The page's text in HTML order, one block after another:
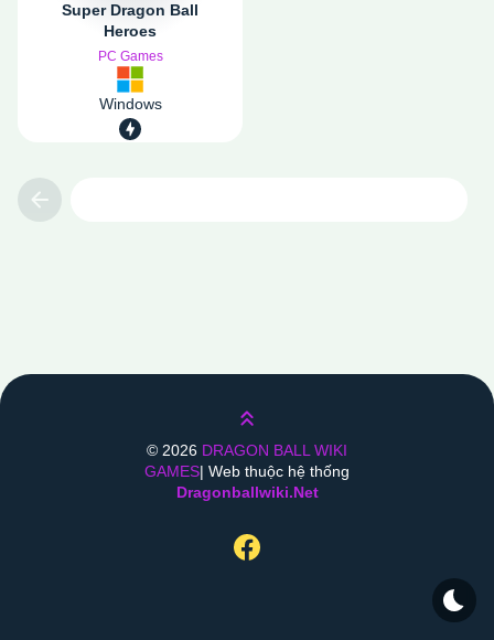
Super Dragon Ball
Heroes
PC Games
Windows
Lên trên
© 2026 DRAGON BALL WIKI
GAMES| Web thuộc hệ thống
Dragonballwiki.net